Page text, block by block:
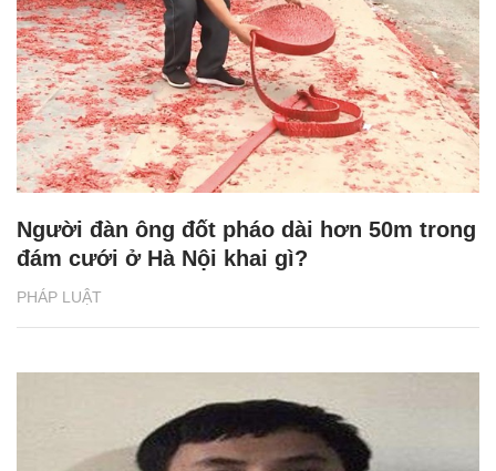
PHÁP LUẬT
Người đàn ông đốt pháo dài hơn 50m trong
đám cưới ở Hà Nội khai gì?